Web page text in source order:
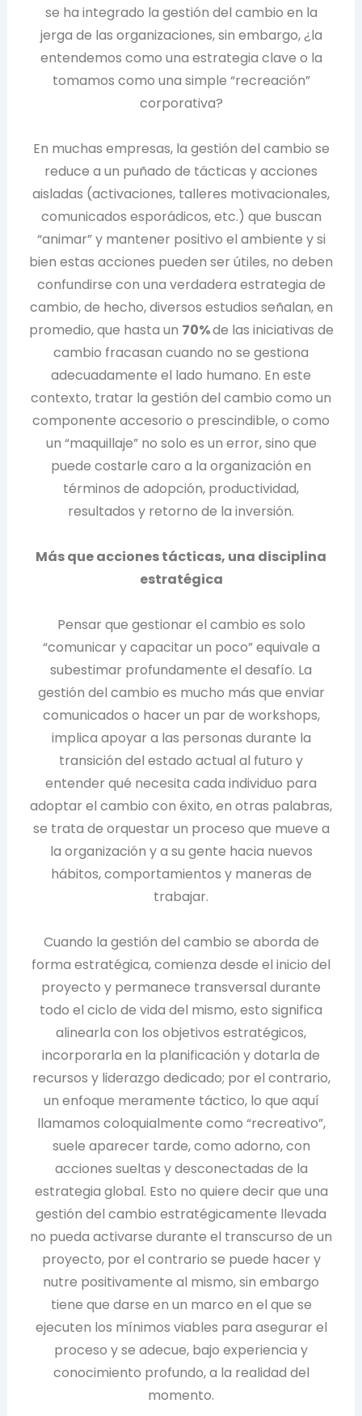
se ha integrado la gestión del cambio en la
jerga de las organizaciones, sin embargo, ¿la
entendemos como una estrategia clave o la
tomamos como una simple “recreación”
corporativa?
En muchas empresas, la gestión del cambio se
reduce a un puñado de tácticas y acciones
aisladas (activaciones, talleres motivacionales,
comunicados esporádicos, etc.) que buscan
“animar” y mantener positivo el ambiente y si
bien estas acciones pueden ser útiles, no deben
confundirse con una verdadera estrategia de
cambio, de hecho, diversos estudios señalan, en
promedio, que hasta un 70%de las iniciativas de
cambio fracasan cuando no se gestiona
adecuadamente el lado humano. En este
contexto, tratar la gestión del cambio como un
componente accesorio o prescindible, o como
un “maquillaje” no solo es un error, sino que
puede costarle caro a la organización en
términos de adopción, productividad,
resultados y retorno de la inversión.
Más que acciones tácticas, una disciplina
estratégica
Pensar que gestionar el cambio es solo
“comunicar y capacitar un poco” equivale a
subestimar profundamente el desafío. La
gestión del cambio es mucho más que enviar
comunicados o hacer un par de workshops,
implica apoyar a las personas durante la
transición del estado actual al futuro y
entender qué necesita cada individuo para
adoptar el cambio con éxito, en otras palabras,
se trata de orquestar un proceso que mueve a
la organización y a su gente hacia nuevos
hábitos, comportamientos y maneras de
trabajar.
Cuando la gestión del cambio se aborda de
forma estratégica, comienza desde el inicio del
proyecto y permanece transversal durante
todo el ciclo de vida del mismo, esto significa
alinearla con los objetivos estratégicos,
incorporarla en la planificación y dotarla de
recursos y liderazgo dedicado; por el contrario,
un enfoque meramente táctico, lo que aquí
llamamos coloquialmente como “recreativo”,
suele aparecer tarde, como adorno, con
acciones sueltas y desconectadas de la
estrategia global. Esto no quiere decir que una
gestión del cambio estratégicamente llevada
no pueda activarse durante el transcurso de un
proyecto, por el contrario se puede hacer y
nutre positivamente al mismo, sin embargo
tiene que darse en un marco en el que se
ejecuten los mínimos viables para asegurar el
proceso y se adecue, bajo experiencia y
conocimiento profundo, a la realidad del
momento.